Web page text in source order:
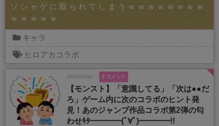
ソ シ ャ ゲ に 取 ら れ て し ま う ｗ ｗ ｗ ｗ ｗ ｗ ｗ ｗ
ｗ ｗ ｗ ｗ ｗ
キャラ
ヒロアカコラボ
2023/03/02 2 コメント
【モンスト】「意識してる」「次は●●だ
ろ」ゲーム内に次のコラボのヒント発
見！あのジャンプ作品コラボ第2弾の匂
わせｷﾀ━━━━(ﾟ∀ﾟ)━━━━!!